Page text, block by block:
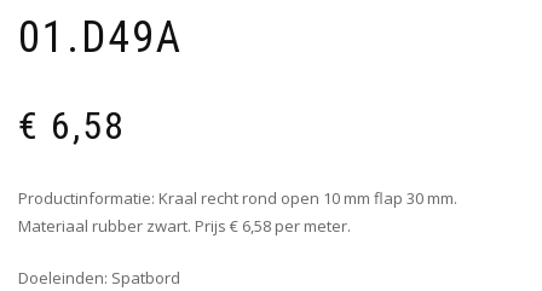
01.D49A
€ 6,58
Productinformatie: Kraal recht rond open 10 mm flap 30 mm.
Materiaal rubber zwart. Prijs € 6,58 per meter.
Doeleinden: Spatbord